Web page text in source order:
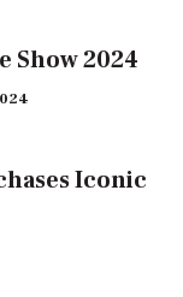
Show 2024
Iconic